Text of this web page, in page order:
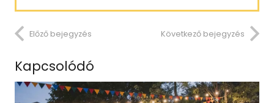
Előző bejegyzés Következő bejegyzés
Kapcsolódó